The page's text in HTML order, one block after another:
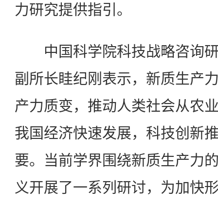
力研究提供指引。
中国科学院科技战略咨询研
副所长眭纪刚表示，新质生产
产力质变，推动人类社会从农
我国经济快速发展，科技创新
要。当前学界围绕新质生产力
义开展了一系列研讨，为加快